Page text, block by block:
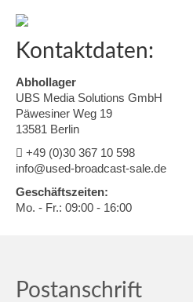
Kontaktdaten:
Abhollager
UBS Media Solutions GmbH
Päwesiner Weg 19
13581 Berlin
+49 (0)30 367 10 598
info@used-broadcast-sale.de
Geschäftszeiten:
Mo. - Fr.: 09:00 - 16:00
Postanschrift